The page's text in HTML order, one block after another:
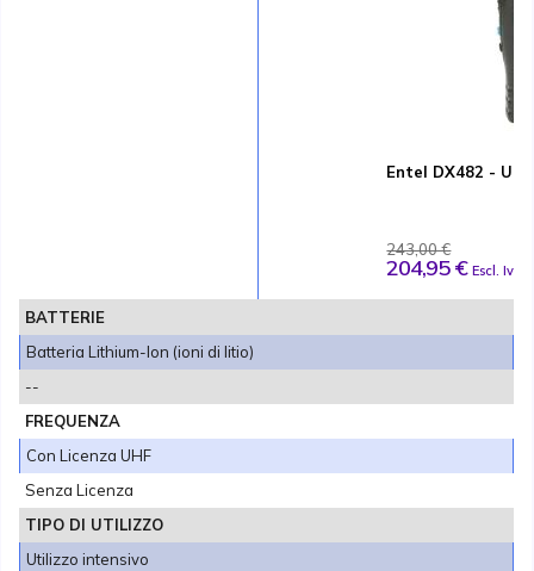
Entel DX482 - UHF
243,00 €
204,95 € Escl. Iva
BATTERIE
Batteria Lithium-Ion (ioni di litio)
--
FREQUENZA
Con Licenza UHF
Senza Licenza
TIPO DI UTILIZZO
Utilizzo intensivo